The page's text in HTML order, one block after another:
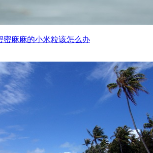
密麻麻的小米粒该怎么办